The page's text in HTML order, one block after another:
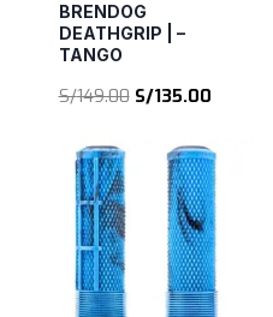
BRENDOG
DEATHGRIP | –
TANGO
S/149.00 El
original
S/149.00.
S/135.00El
actual
es:
S/135.00.